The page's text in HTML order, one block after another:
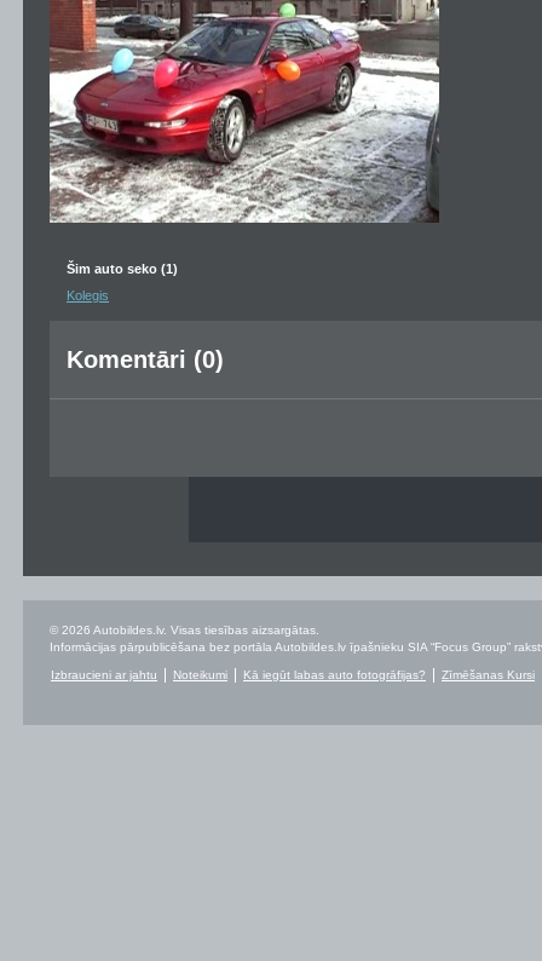
Šim auto seko (1)
Kolegis
Komentāri (0)
© 2026 Autobildes.lv. Visas tiesības aizsargātas.
Informācijas pārpublicēšana bez portāla Autobildes.lv īpašnieku SIA “Focus Group”
Izbraucieni ar jahtu Noteikumi Kā iegūt labas auto fotogrāfijas? Zīmēšanas Kursi